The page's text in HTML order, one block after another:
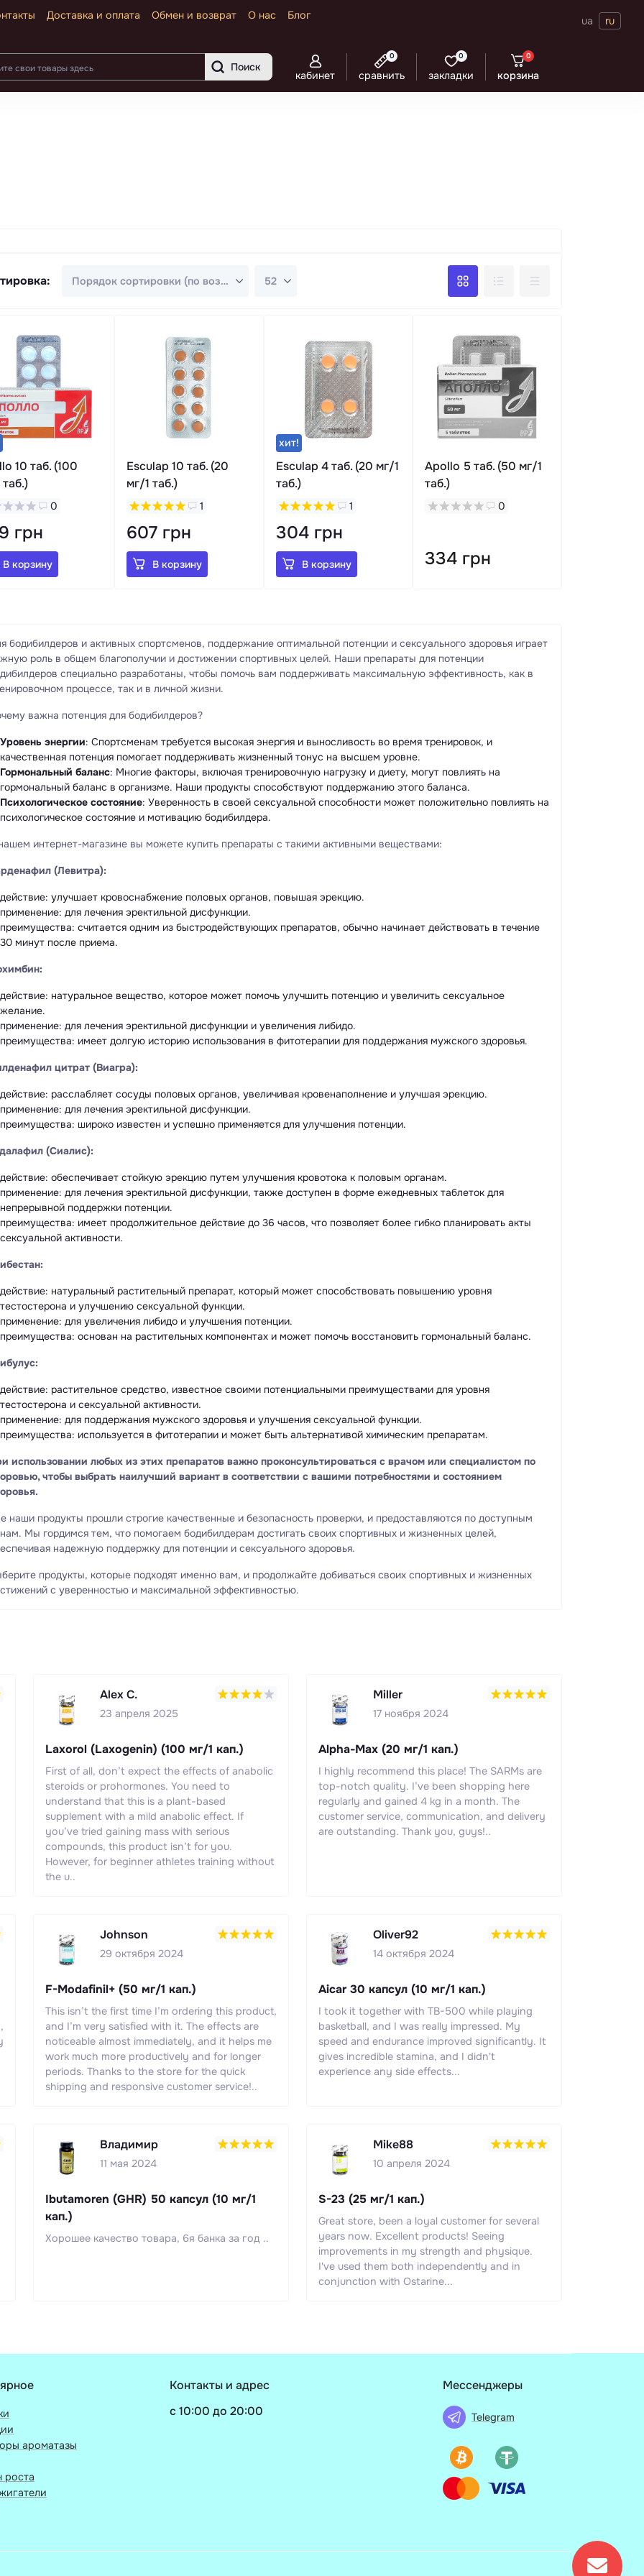
Доставка и оплата Обмен и возврат О нас Блог ua ru
Поиск
кабинет сравнить
0
закладки
0
корзина
0
10 таб. (100
0
грн
В корзину
Esculap 10 таб. (20
мг/1 таб.)
1
607 грн
В корзину
хит!
Esculap 4 таб. (20 мг/1
таб.)
1
304 грн
В корзину
Apollo 5 таб. (50 мг/1
таб.)
0
334 грн
бодибилдеров и активных спортсменов, поддержание оптимальной потенции и сексуального здоровья играет
роль в общем благополучии и достижении спортивных целей. Наши препараты для потенции
специально разработаны, чтобы помочь вам поддерживать максимальную эффективность, как в
процессе, так и в личной жизни.
важна потенция для бодибилдеров?
Уровень энергии: Спортсменам требуется высокая энергия и выносливость во время тренировок, и
качественная потенция помогает поддерживать жизненный тонус на высшем уровне.
Гормональный баланс: Многие факторы, включая тренировочную нагрузку и диету, могут повлиять на
гормональный баланс в организме. Наши продукты способствуют поддержанию этого баланса.
Психологическое состояние: Уверенность в своей сексуальной способности может положительно повлиять на
психологическое состояние и мотивацию бодибилдера.
интернет-магазине вы можете купить препараты с такими активными веществами:
(Левитра):
действие: улучшает кровоснабжение половых органов, повышая эрекцию.
применение: для лечения эректильной дисфункции.
преимущества: считается одним из быстродействующих препаратов, обычно начинает действовать в течение
30 минут после приема.
действие: натуральное вещество, которое может помочь улучшить потенцию и увеличить сексуальное
желание.
применение: для лечения эректильной дисфункции и увеличения либидо.
преимущества: имеет долгую историю использования в фитотерапии для поддержания мужского здоровья.
цитрат (Виагра):
действие: расслабляет сосуды половых органов, увеличивая кровенаполнение и улучшая эрекцию.
применение: для лечения эректильной дисфункции.
преимущества: широко известен и успешно применяется для улучшения потенции.
(Сиалис):
действие: обеспечивает стойкую эрекцию путем улучшения кровотока к половым органам.
применение: для лечения эректильной дисфункции, также доступен в форме ежедневных таблеток для
непрерывной поддержки потенции.
преимущества: имеет продолжительное действие до 36 часов, что позволяет более гибко планировать акты
сексуальной активности.
действие: натуральный растительный препарат, который может способствовать повышению уровня
тестостерона и улучшению сексуальной функции.
применение: для увеличения либидо и улучшения потенции.
преимущества: основан на растительных компонентах и может помочь восстановить гормональный баланс.
действие: растительное средство, известное своими потенциальными преимуществами для уровня
тестостерона и сексуальной активности.
применение: для поддержания мужского здоровья и улучшения сексуальной функции.
преимущества: используется в фитотерапии и может быть альтернативой химическим препаратам.
использовании любых из этих препаратов важно проконсультироваться с врачом или специалистом по
чтобы выбрать наилучший вариант в соответствии с вашими потребностями и состоянием
наши продукты прошли строгие качественные и безопасность проверки, и предоставляются по доступным
Мы гордимся тем, что помогаем бодибилдерам достигать своих спортивных и жизненных целей,
надежную поддержку для потенции и сексуального здоровья.
продукты, которые подходят именно вам, и продолжайте добиваться своих спортивных и жизненных
с уверенностью и максимальной эффективностью.
Alex C.
23 апреля 2025
Laxorol (Laxogenin) (100 мг/1 кап.)
First of all, don’t expect the effects of anabolic
steroids or prohormones. You need to
understand that this is a plant-based
supplement with a mild anabolic effect. If
you’ve tried gaining mass with serious
compounds, this product isn’t for you.
However, for beginner athletes training without
the u..
Miller
17 ноября 2024
Alpha-Max (20 мг/1 кап.)
I highly recommend this place! The SARMs are
top-notch quality. I’ve been shopping here
regularly and gained 4 kg in a month. The
customer service, communication, and delivery
are outstanding. Thank you, guys!..
Johnson
29 октября 2024
F-Modafinil+ (50 мг/1 кап.)
This isn’t the first time I’m ordering this product,
and I’m very satisfied with it. The effects are
noticeable almost immediately, and it helps me
work much more productively and for longer
periods. Thanks to the store for the quick
shipping and responsive customer service!..
Oliver92
14 октября 2024
Aicar 30 капсул (10 мг/1 кап.)
I took it together with TB-500 while playing
basketball, and I was really impressed. My
speed and endurance improved significantly. It
gives incredible stamina, and I didn't
experience any side effects...
Владимир
11 мая 2024
Ibutamoren (GHR) 50 капсул (10 мг/1
кап.)
Хорошее качество товара, 6я банка за год ..
Mike88
10 апреля 2024
S-23 (25 мг/1 кап.)
Great store, been a loyal customer for several
years now. Excellent products! Seeing
improvements in my strength and physique.
I've used them both independently and in
conjunction with Ostarine...
ароматазы
роста
Контакты и адрес
c 10:00 до 20:00
Мессенджеры
Telegram